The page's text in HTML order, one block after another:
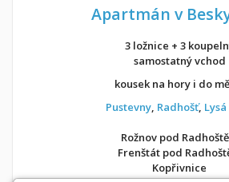
Apartmán v
3 ložnice + 3
samostatný vchod
kousek na hory i do
Pustevny, Radhošť,
Rožnov pod
Frenštát pod
Kopřivnice